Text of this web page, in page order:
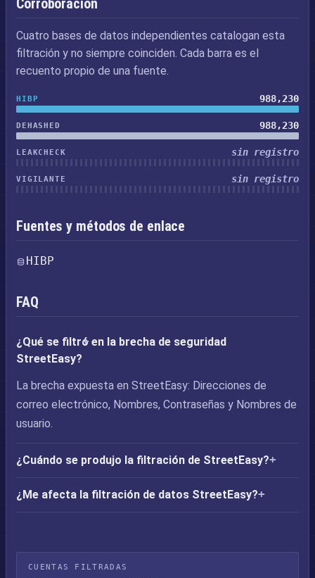
Corroboración
Cuatro bases de datos independientes catalogan esta
filtración y no siempre coinciden. Cada barra es el
recuento propio de una fuente.
HIBP 988,230
DEHASHED 988,230
LEAKCHECK sin registro
VIGILANTE sin registro
Fuentes y métodos de enlace
HIBP
FAQ
¿Qué se filtró en la brecha de seguridad
StreetEasy?
La brecha expuesta en StreetEasy: Direcciones de
correo electrónico, Nombres, Contraseñas y Nombres de
usuario.
¿Cuándo se produjo la filtración de StreetEasy?
¿Me afecta la filtración de datos StreetEasy?
CUENTAS FILTRADAS